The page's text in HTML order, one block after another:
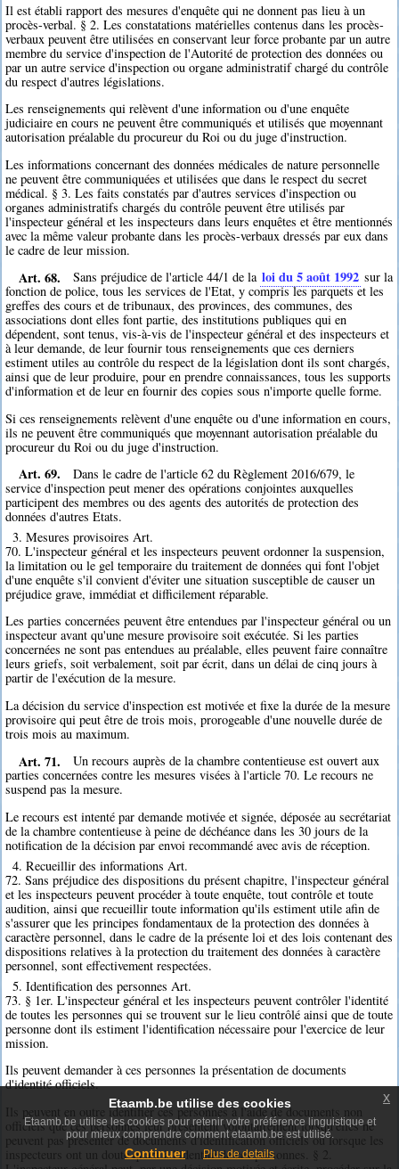
Il est établi rapport des mesures d'enquête qui ne donnent pas lieu à un
procès-verbal. § 2. Les constatations matérielles contenus dans les procès-
verbaux peuvent être utilisées en conservant leur force probante par un autre
membre du service d'inspection de l'Autorité de protection des données ou
par un autre service d'inspection ou organe administratif chargé du contrôle
du respect d'autres législations.
Les renseignements qui relèvent d'une information ou d'une enquête
judiciaire en cours ne peuvent être communiqués et utilisés que moyennant
autorisation préalable du procureur du Roi ou du juge d'instruction.
Les informations concernant des données médicales de nature personnelle
ne peuvent être communiquées et utilisées que dans le respect du secret
médical. § 3. Les faits constatés par d'autres services d'inspection ou
organes administratifs chargés du contrôle peuvent être utilisés par
l'inspecteur général et les inspecteurs dans leurs enquêtes et être mentionnés
avec la même valeur probante dans les procès-verbaux dressés par eux dans
le cadre de leur mission.
Art. 68. Sans préjudice de l'article 44/1 de la loi du 5 août 1992 sur la
fonction de police, tous les services de l'Etat, y compris les parquets et les
greffes des cours et de tribunaux, des provinces, des communes, des
associations dont elles font partie, des institutions publiques qui en
dépendent, sont tenus, vis-à-vis de l'inspecteur général et des inspecteurs et
à leur demande, de leur fournir tous renseignements que ces derniers
estiment utiles au contrôle du respect de la législation dont ils sont chargés,
ainsi que de leur produire, pour en prendre connaissances, tous les supports
d'information et de leur en fournir des copies sous n'importe quelle forme.
Si ces renseignements relèvent d'une enquête ou d'une information en cours,
ils ne peuvent être communiqués que moyennant autorisation préalable du
procureur du Roi ou du juge d'instruction.
Art. 69.
Dans le cadre de l'article 62 du Règlement 2016/679, le
service d'inspection peut mener des opérations conjointes auxquelles
participent des membres ou des agents des autorités de protection des
données d'autres Etats.
3. Mesures provisoires Art.
70. L'inspecteur général et les inspecteurs peuvent ordonner la suspension,
la limitation ou le gel temporaire du traitement de données qui font l'objet
d'une enquête s'il convient d'éviter une situation susceptible de causer un
préjudice grave, immédiat et difficilement réparable.
Les parties concernées peuvent être entendues par l'inspecteur général ou un
inspecteur avant qu'une mesure provisoire soit exécutée. Si les parties
concernées ne sont pas entendues au préalable, elles peuvent faire connaître
leurs griefs, soit verbalement, soit par écrit, dans un délai de cinq jours à
partir de l'exécution de la mesure.
La décision du service d'inspection est motivée et fixe la durée de la mesure
provisoire qui peut être de trois mois, prorogeable d'une nouvelle durée de
trois mois au maximum.
Art. 71.
Un recours auprès de la chambre contentieuse est ouvert aux
parties concernées contre les mesures visées à l'article 70. Le recours ne
suspend pas la mesure.
Le recours est intenté par demande motivée et signée, déposée au secrétariat
de la chambre contentieuse à peine de déchéance dans les 30 jours de la
notification de la décision par envoi recommandé avec avis de réception.
4. Recueillir des informations Art.
72. Sans préjudice des dispositions du présent chapitre, l'inspecteur général
et les inspecteurs peuvent procéder à toute enquête, tout contrôle et toute
audition, ainsi que recueillir toute information qu'ils estiment utile afin de
s'assurer que les principes fondamentaux de la protection des données à
caractère personnel, dans le cadre de la présente loi et des lois contenant des
dispositions relatives à la protection du traitement des données à caractère
personnel, sont effectivement respectées.
5. Identification des personnes Art.
73. § 1er. L'inspecteur général et les inspecteurs peuvent contrôler l'identité
de toutes les personnes qui se trouvent sur le lieu contrôlé ainsi que de toute
personne dont ils estiment l'identification nécessaire pour l'exercice de leur
mission.
Ils peuvent demander à ces personnes la présentation de documents
d'identité officiels.
Ils peuvent en outre identifier ces personnes à l'aide de documents non
officiels que ces personnes leur présentent volontairement lorsqu'elles ne
peuvent pas présenter de documents d'identification officiels ou lorsque les
inspecteurs ont un doute quant à l'identité de ces personnes. § 2.
Etaamb.be utilise des cookies
Etaamb.be utilise les cookies pour retenir votre préférence linguistique et
pour mieux comprendre comment etaamb.be est utilisé.
Continuer Plus de details
x